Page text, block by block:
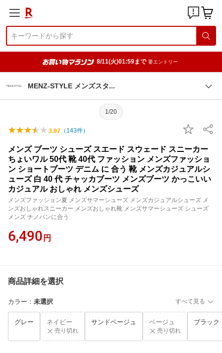
8/11(火)01:59まで 要エントリー
MENZ-STYLE メンズスタ
1/20
3.97 （ 143件）
メンズ ブーツ シューズ スエード スウェード スニーカー
ちょいワル 50代 靴 40代 ファッション メンズファッショ
ン ショートブーツ デニム に 合う 靴 メンズカジュアルシ
ューズ 白 40 代 チャッカブーツ メンズブーツ かっこいい
カジュアル おしゃれ メンズシューズ
メンズファッション夏 メンズサマーシューズ メンズカジュアルシューズ メ
ンズおしゃれスニーカー メンズおしゃれ靴 メンズサマーシューズ シューズ
メンズ チノパンに合う
6,490 円
商品詳細を選択
カラー ： 未選択 すべて見る
グレー ネイビー
売り切れ
サンドベージュ ベージュ
売り切れ
ブラック